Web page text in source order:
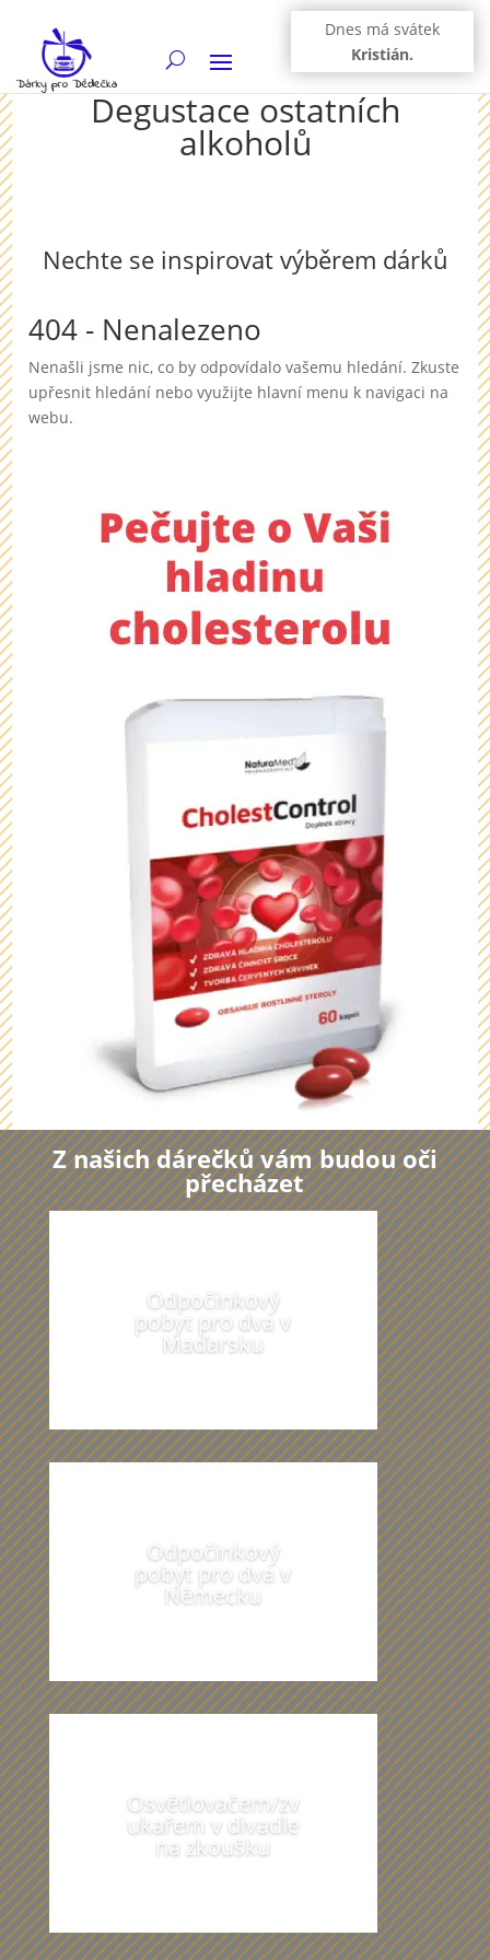
Dnes má svátek
Kristián.
Degustace ostatních
alkoholů
Nechte se inspirovat výběrem dárků
404 - Nenalezeno
Nenašli jsme nic, co by odpovídalo vašemu hledání. Zkuste
upřesnit hledání nebo využijte hlavní menu k navigaci na
webu.
Z našich dárečků vám budou oči
přecházet
Odpočinkový
pobyt pro dva v
Maďarsku
Odpočinkový
pobyt pro dva v
Německu
Osvětlovačem/zv
ukařem v divadle
na zkoušku